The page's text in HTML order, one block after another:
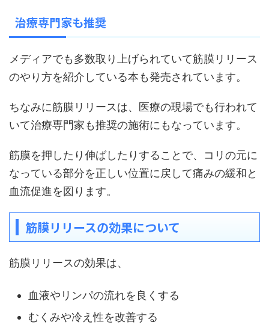
治療専門家も推奨
メディアでも多数取り上げられていて筋膜リリース
のやり方を紹介している本も発売されています。
ちなみに筋膜リリースは、医療の現場でも行われて
いて治療専門家も推奨の施術にもなっています。
筋膜を押したり伸ばしたりすることで、コリの元に
なっている部分を正しい位置に戻して痛みの緩和と
血流促進を図ります。
筋膜リリースの効果について
筋膜リリースの効果は、
血液やリンパの流れを良くする
むくみや冷え性を改善する